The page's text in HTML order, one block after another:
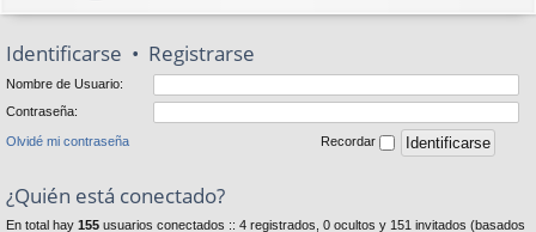
Identificarse • Registrarse
Nombre de Usuario:
Contraseña:
Olvidé mi contraseña Recordar
¿Quién está conectado?
En total hay 155 usuarios conectados :: 4 registrados, 0 ocultos y 151 invitados (basados